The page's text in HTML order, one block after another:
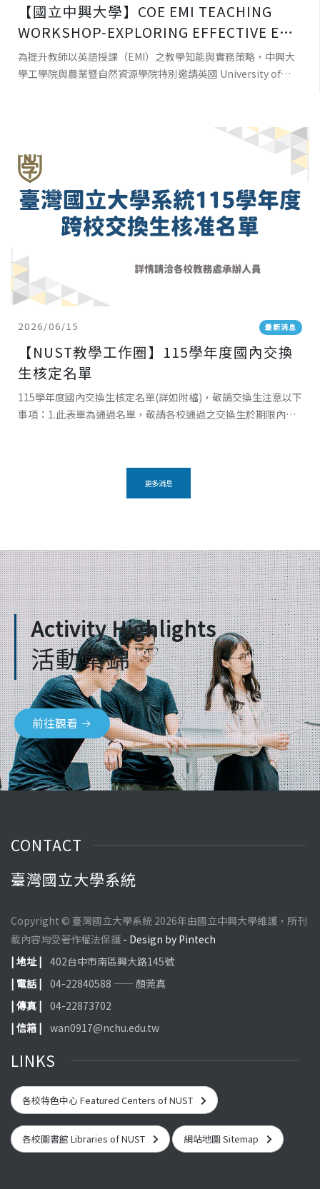
【國立中興大學】COE EMI TEACHING
WORKSHOP-EXPLORING EFFECTIVE EMI
TEACHING: PRINCIPLES, PRACTICES,
AND POSSIBILITIES 工學院EMI教師教學
為提升教師以英語授課（EMI）之教學知能與實務策略，中興大
學工學院與農業暨自然資源學院特別邀請英國 University of
2026/06/15 最新消息
【NUST教學工作圈】115學年度國內交換
生核定名單
115學年度國內交換生核定名單(詳如附檔)，敬請交換生注意以下
事項：1.此表單為通過名單，敬請各校通過之交換生於期限內回
更多消息
Activity Highlights
活動集錦
前往觀看
CONTACT
臺灣國立大學系統
Copyright © 臺灣國立大學系統 2026年由國立中興大學維護，所刊
載內容均受著作權法保護 - Design by Pintech
| 地址 | 402台中市南區興大路145號
| 電話 | 04-22840588 —— 顏莞真
| 傳真 | 04-22873702
| 信箱 | wan0917@nchu.edu.tw
LINKS
各校特色中心 Featured Centers of NUST
各校圖書館 Libraries of NUST 網站地圖 Sitemap